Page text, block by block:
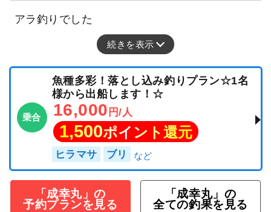
アラ釣りでした
続きを表示
乗合
魚種多彩！落とし込み釣りプラン☆1名
様から出船します！☆
16,000 円/人
1,500ポイント還元
ヒラマサ ブリ
「成幸丸」の
予約プランを見る
「成幸丸」の
全ての釣果を見る